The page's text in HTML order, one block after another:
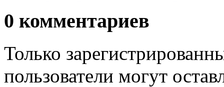
0 комментариев
Только
пользователи могут